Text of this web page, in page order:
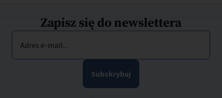
Zapisz się do newslettera
Adres e-mail...
Subskrybuj